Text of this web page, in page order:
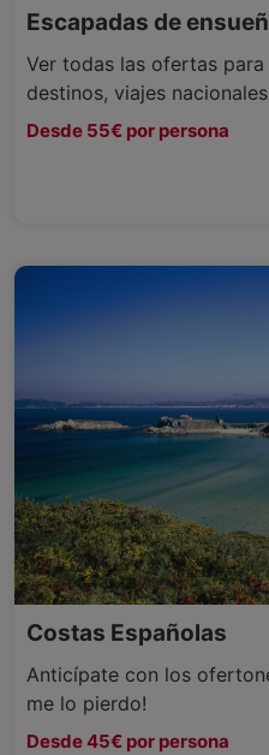
Escapadas de
Ver todas las ofertas
destinos, viajes
Desde 55€ por persona
Costas Españolas
Anticípate con los
me lo pierdo!
Desde 45€ por persona